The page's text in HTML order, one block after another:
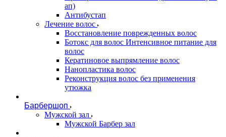
ап)
Антибустап
Лечение волос
Восстановление поврежденных волос
Бoтокс для волос Интенсивное питание для
волос
Кератиновое выпрямление волос
Нанопластика волос
Реконструкция волос без применения
утюжка
Барбершоп
Мужской зал
Мужской Барбер зал